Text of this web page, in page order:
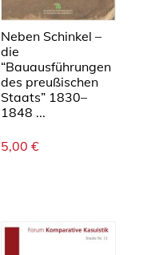
Neben Schinkel –
die
“Bauausführungen
des preußischen
Staats” 1830–
1848 ...
5,00 €